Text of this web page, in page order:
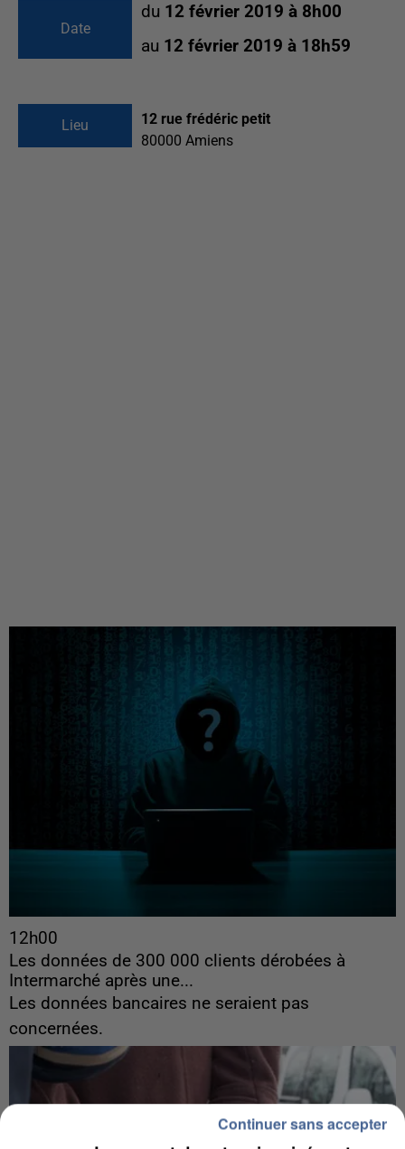
Date
du 12 février 2019 à 8h00
au 12 février 2019 à 18h59
Lieu
12 rue frédéric petit
80000 Amiens
12h00
Les données de 300 000 clients dérobées à
Intermarché après une...
Les données bancaires ne seraient pas
concernées.
Continuer sans accepter